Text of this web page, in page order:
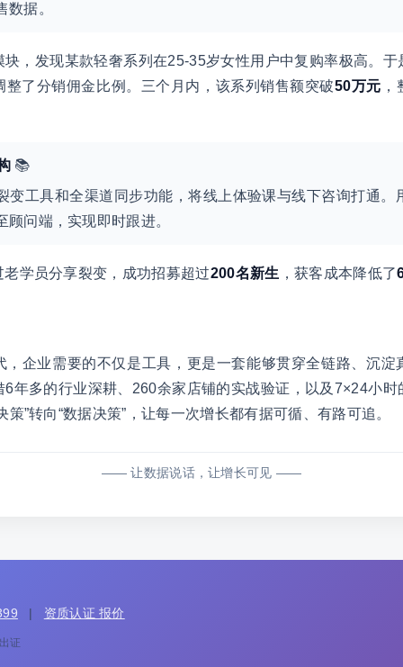
据。
，发现某款轻奢系列在25-35岁女性用户中复购率极高。
整了分销佣金比例。三个月内，该系列销售额突破50万元
📚
变工具和全渠道同步功能，将线上体验课与线下咨询打通。
顾问端，实现即时跟进。
学员分享裂变，成功招募超过200名新生 ，获客成本降低了
，企业需要的不仅是工具，更是一套能够贯穿全链路、沉淀
6年多的行业深耕、260余家店铺的实战验证，以及7×24小时
策”转向“数据决策”，让每一次增长都有据可循、有路可追。
—— 让数据说话，让增长可见 ——
| 资质认证 报价
证